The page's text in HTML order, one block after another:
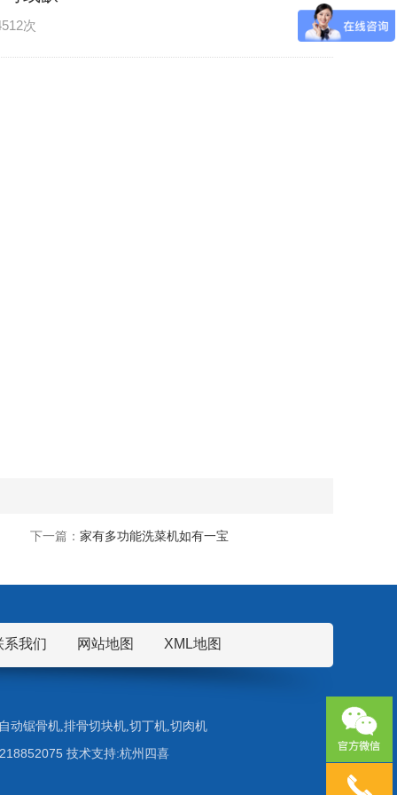
次
下一篇： 家有多功能洗菜机如有一宝
系我们 网站地图 XML地图
动锯骨机,排骨切块机,切丁机,切肉机
技术支持:杭州四喜